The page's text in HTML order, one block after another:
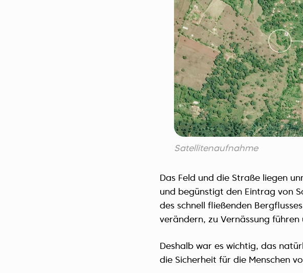
Satellitenaufnahme
Das Feld und die Straße liegen
und begünstigt den Eintrag von
des schnell fließenden
verändern, zu Vernässung
Deshalb war es wichtig, das
die Sicherheit für die Menschen